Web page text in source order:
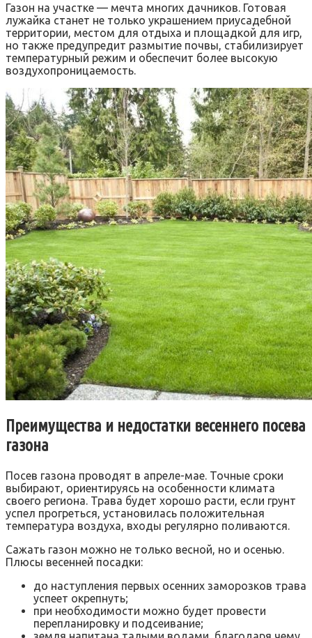
Газон на участке — мечта многих дачников. Готовая
лужайка станет не только украшением приусадебной
территории, местом для отдыха и площадкой для игр,
но также предупредит размытие почвы, стабилизирует
температурный режим и обеспечит более высокую
воздухопроницаемость.
Преимущества и недостатки весеннего посева
газона
Посев газона проводят в апреле-мае. Точные сроки
выбирают, ориентируясь на особенности климата
своего региона. Трава будет хорошо расти, если грунт
успел прогреться, установилась положительная
температура воздуха, входы регулярно поливаются.
Сажать газон можно не только весной, но и осенью.
Плюсы весенней посадки:
до наступления первых осенних заморозков трава
успеет окрепнуть;
при необходимости можно будет провести
перепланировку и подсеивание;